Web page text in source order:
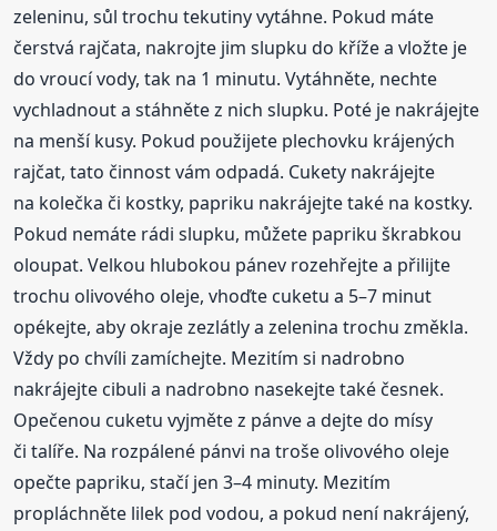
zeleninu, sůl trochu tekutiny vytáhne. Pokud máte
čerstvá rajčata, nakrojte jim slupku do kříže a vložte je
do vroucí vody, tak na 1 minutu. Vytáhněte, nechte
vychladnout a stáhněte z nich slupku. Poté je nakrájejte
na menší kusy. Pokud použijete plechovku krájených
rajčat, tato činnost vám odpadá. Cukety nakrájejte
na kolečka či kostky, papriku nakrájejte také na kostky.
Pokud nemáte rádi slupku, můžete papriku škrabkou
oloupat. Velkou hlubokou pánev rozehřejte a přilijte
trochu olivového oleje, vhoďte cuketu a 5–7 minut
opékejte, aby okraje zezlátly a zelenina trochu změkla.
Vždy po chvíli zamíchejte. Mezitím si nadrobno
nakrájejte cibuli a nadrobno nasekejte také česnek.
Opečenou cuketu vyjměte z pánve a dejte do mísy
či talíře. Na rozpálené pánvi na troše olivového oleje
opečte papriku, stačí jen 3–4 minuty. Mezitím
propláchněte lilek pod vodou, a pokud není nakrájený,